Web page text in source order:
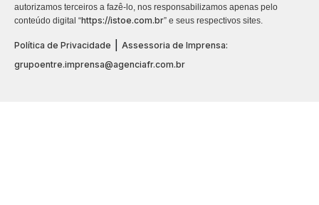
autorizamos terceiros a fazê-lo, nos responsabilizamos apenas pelo
conteúdo digital “https://istoe.com.br” e seus respectivos sites.
Política de Privacidade
Assessoria de Imprensa:
grupoentre.imprensa@agenciafr.com.br